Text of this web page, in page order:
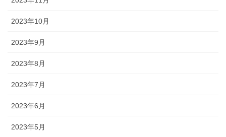
2023年10月
2023年9月
2023年8月
2023年7月
2023年6月
2023年5月